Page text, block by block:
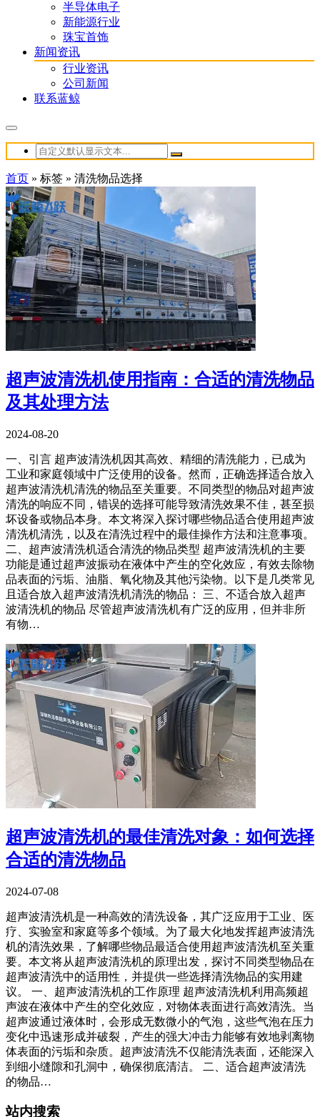
半导体电子
新能源行业
珠宝首饰
新闻资讯
行业资讯
公司新闻
联系蓝鲸
首页 » 标签 » 清洗物品选择
超声波清洗机使用指南：合适的清洗物品
及其处理方法
2024-08-20
一、引言 超声波清洗机因其高效、精细的清洗能力，已成为
工业和家庭领域中广泛使用的设备。然而，正确选择适合放入
超声波清洗机清洗的物品至关重要。不同类型的物品对超声波
清洗的响应不同，错误的选择可能导致清洗效果不佳，甚至损
坏设备或物品本身。本文将深入探讨哪些物品适合使用超声波
清洗机清洗，以及在清洗过程中的最佳操作方法和注意事项。
二、超声波清洗机适合清洗的物品类型 超声波清洗机的主要
功能是通过超声波振动在液体中产生的空化效应，有效去除物
品表面的污垢、油脂、氧化物及其他污染物。以下是几类常见
且适合放入超声波清洗机清洗的物品： 三、不适合放入超声
波清洗机的物品 尽管超声波清洗机有广泛的应用，但并非所
有物…
超声波清洗机的最佳清洗对象：如何选择
合适的清洗物品
2024-07-08
超声波清洗机是一种高效的清洗设备，其广泛应用于工业、医
疗、实验室和家庭等多个领域。为了最大化地发挥超声波清洗
机的清洗效果，了解哪些物品最适合使用超声波清洗机至关重
要。本文将从超声波清洗机的原理出发，探讨不同类型物品在
超声波清洗中的适用性，并提供一些选择清洗物品的实用建
议。 一、超声波清洗机的工作原理 超声波清洗机利用高频超
声波在液体中产生的空化效应，对物体表面进行高效清洗。当
超声波通过液体时，会形成无数微小的气泡，这些气泡在压力
变化中迅速形成并破裂，产生的强大冲击力能够有效地剥离物
体表面的污垢和杂质。超声波清洗不仅能清洗表面，还能深入
到细小缝隙和孔洞中，确保彻底清洁。 二、适合超声波清洗
的物品…
站内搜索